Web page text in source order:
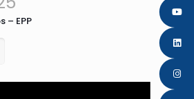
– EPP